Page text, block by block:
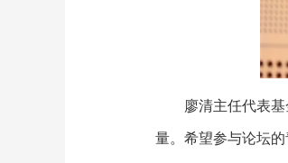
廖清主任代表
量。希望参与论坛